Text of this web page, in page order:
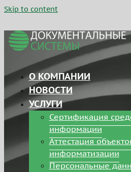
Skip to content
О КОМПАНИИ
НОВОСТИ
УСЛУГИ
Сертификация
информации
Аттестация
информатизации
Персональные